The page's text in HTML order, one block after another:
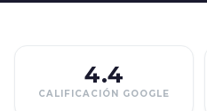
4.4
CALIFICACIÓN GOOGLE